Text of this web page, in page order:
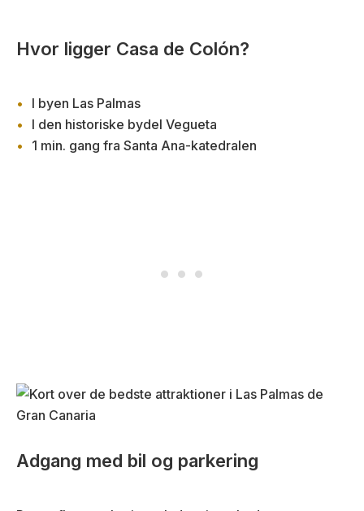
Hvor ligger Casa de Colón?
I byen Las Palmas
I den historiske bydel Vegueta
1 min. gang fra Santa Ana-katedralen
Adgang med bil og parkering